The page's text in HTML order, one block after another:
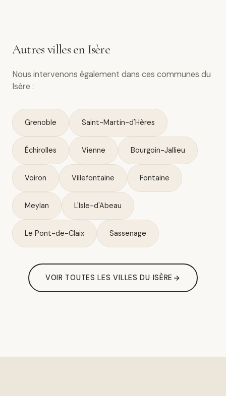
Autres villes en Isère
Nous intervenons également dans ces communes du
Isère :
Grenoble Saint-Martin-d'Hères
Échirolles Vienne Bourgoin-Jallieu
Voiron Villefontaine Fontaine
Meylan L'Isle-d'Abeau
Le Pont-de-Claix Sassenage
VOIR TOUTES LES VILLES DU ISÈRE